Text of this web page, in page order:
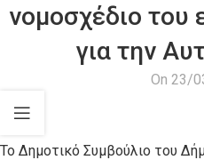
νομοσχέδιο του
για την
On 23/
Το Δημοτικό Συμβούλιο του